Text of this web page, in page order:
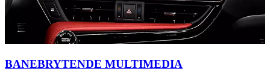
BANEBRYTENDE MULTIMEDIA